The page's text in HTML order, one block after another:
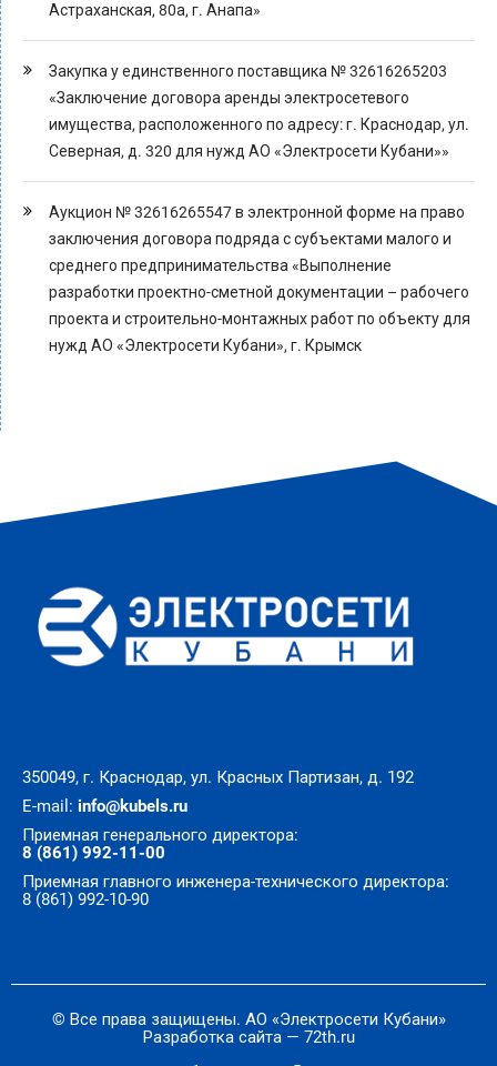
Астраханская, 80а, г. Анапа»
Закупка у единственного поставщика № 32616265203
«Заключение договора аренды электросетевого
имущества, расположенного по адресу: г. Краснодар, ул.
Северная, д. 320 для нужд АО «Электросети Кубани»»
Аукцион № 32616265547 в электронной форме на право
заключения договора подряда с субъектами малого и
среднего предпринимательства «Выполнение
разработки проектно-сметной документации – рабочего
проекта и строительно-монтажных работ по объекту для
нужд АО «Электросети Кубани», г. Крымск
350049, г. Краснодар, ул. Красных Партизан, д. 192
E-mail: info@kubels.ru
Приемная генерального директора:
8 (861) 992-11-00
Приемная главного инженера-технического директора:
8 (861) 992-10-90
© Все права защищены. АО «Электросети Кубани»
Разработка сайта — 72th.ru